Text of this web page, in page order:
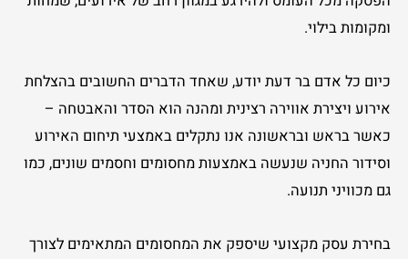
ומקומות בילוי.
כיום כל אדם בר דעת יודע, שאחד הדברים החשובים בהצלחת
אירוע ויצירת אווירה רצינית ומהנה הוא הסדר והאבטחה –
כאשר בראש ובראשונה אנו נתקלים באמצעי תיחום האירוע
וסידור החניה שנעשה באמצעות מחסומים וחסמים שונים, כמו
גם מכוויני תנועה.
בחירת עסק מקצועי שיספק את המחסומים המתאימים לצורך